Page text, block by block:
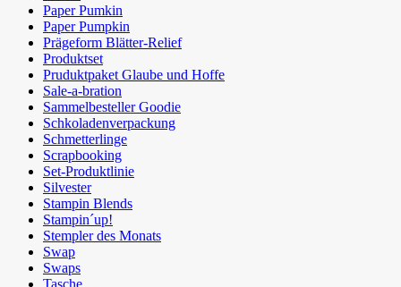
Paper Pumkin
Paper Pumpkin
Prägeform Blätter-Relief
Produktset
Pruduktpaket Glaube und Hoffe
Sale-a-bration
Sammelbesteller Goodie
Schkoladenverpackung
Schmetterlinge
Scrapbooking
Set-Produktlinie
Silvester
Stampin Blends
Stampin´up!
Stempler des Monats
Swap
Swaps
Tasche